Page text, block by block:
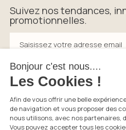
Suivez nos tendances,
promotionnelles.
Saisissez votre adresse email
En cliquant sur s’inscrire vous
confidentialité.